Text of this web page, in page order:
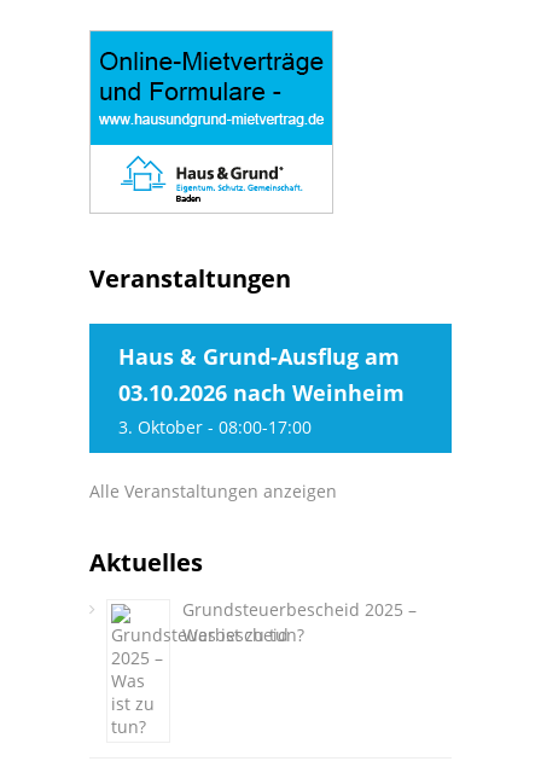
Veranstaltungen
Haus & Grund-Ausflug am
03.10.2026 nach Weinheim
3. Oktober - 08:00-17:00
Alle Veranstaltungen anzeigen
Aktuelles
Grundsteuerbescheid 2025 –
Was ist zu tun?